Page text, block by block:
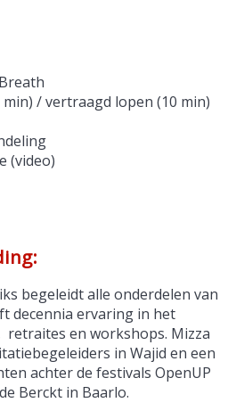
/ vertraagd lopen (10 min)
(video)
begeleidt alle onderdelen van
decennia ervaring in het
retraites en workshops. Mizza
in Wajid en een
achter de festivals OpenUP
Berckt in Baarlo.